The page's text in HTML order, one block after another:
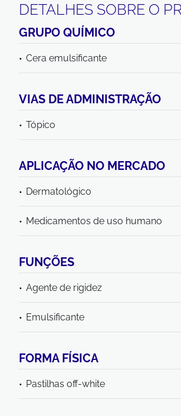
DETALHES SOBRE O
GRUPO QUÍMICO
Cera emulsificante
VIAS DE ADMINISTRAÇÃO
Tópico
APLICAÇÃO NO MERCADO
Dermatológico
Medicamentos de uso humano
FUNÇÕES
Agente de rigidez
Emulsificante
FORMA FÍSICA
Pastilhas off-white